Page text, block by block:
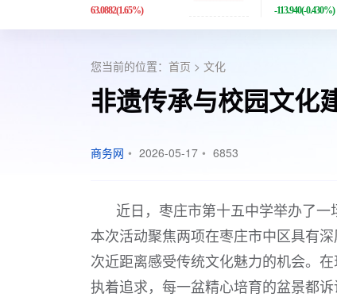
63.0882(1.65%) -113.940(-0.430%)
您当前的位置： 首页 > 文化
非遗传承与校园文化
商务网 • 2026-05-17 • 6853
近日，枣庄市第十五中学举办了一
本次活动聚焦两项在枣庄市中区具有
次近距离感受传统文化魅力的机会。
执着追求，每一盆精心培育的盆景都